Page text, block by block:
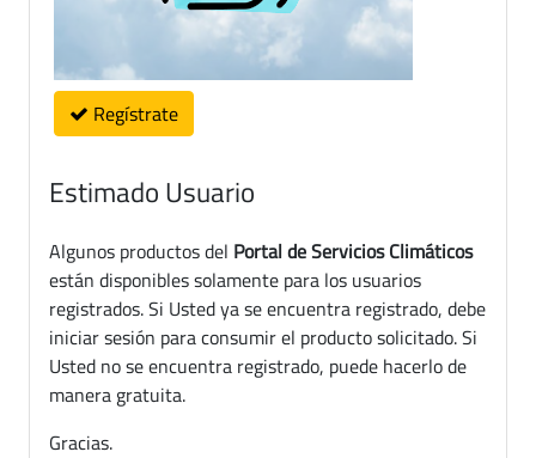
Regístrate
Estimado Usuario
Algunos productos del Portal de Servicios Climáticos
están disponibles solamente para los usuarios
registrados. Si Usted ya se encuentra registrado, debe
iniciar sesión para consumir el producto solicitado. Si
Usted no se encuentra registrado, puede hacerlo de
manera gratuita.
Gracias.